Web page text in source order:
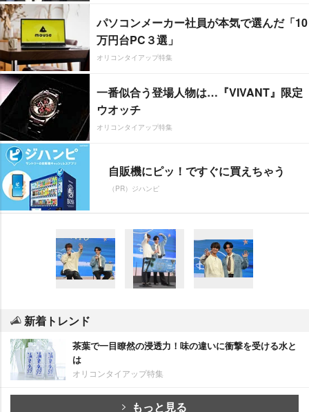
パソコンメーカー社員が本気で選んだ「10
万円台PC３選」
オリコンタイアップ特集
一番似合う登場人物は…『VIVANT』限定
ウオッチ
オリコンタイアップ特集
自販機にピッ！ですぐに買えちゃう
（PR）ジハンピ
新着トレンド
茶葉で一目瞭然の浸透力！味の違いに衝撃を受ける水と
は
オリコンタイアップ特集
もっと見る